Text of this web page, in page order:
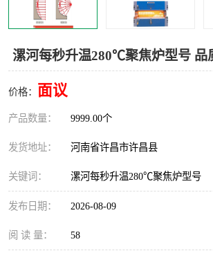
漯河每秒升温280℃聚焦炉型号 品
价格： 面议
产品数量： 9999.00个
发货地址： 河南省许昌市许昌县
关键词： 漯河每秒升温280℃聚焦炉型号
发布日期： 2026-08-09
阅 读 量： 58
快速红外辐射聚焦炉